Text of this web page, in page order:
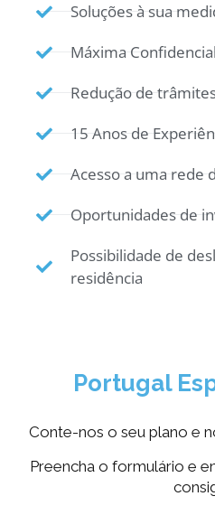
Soluções à sua
Máxima
Redução de
15 Anos de
Acesso a uma rede
Oportunidades de
Possibilidade de
residência
Portugal
Conte-nos o seu plano e
Preencha o formulário e